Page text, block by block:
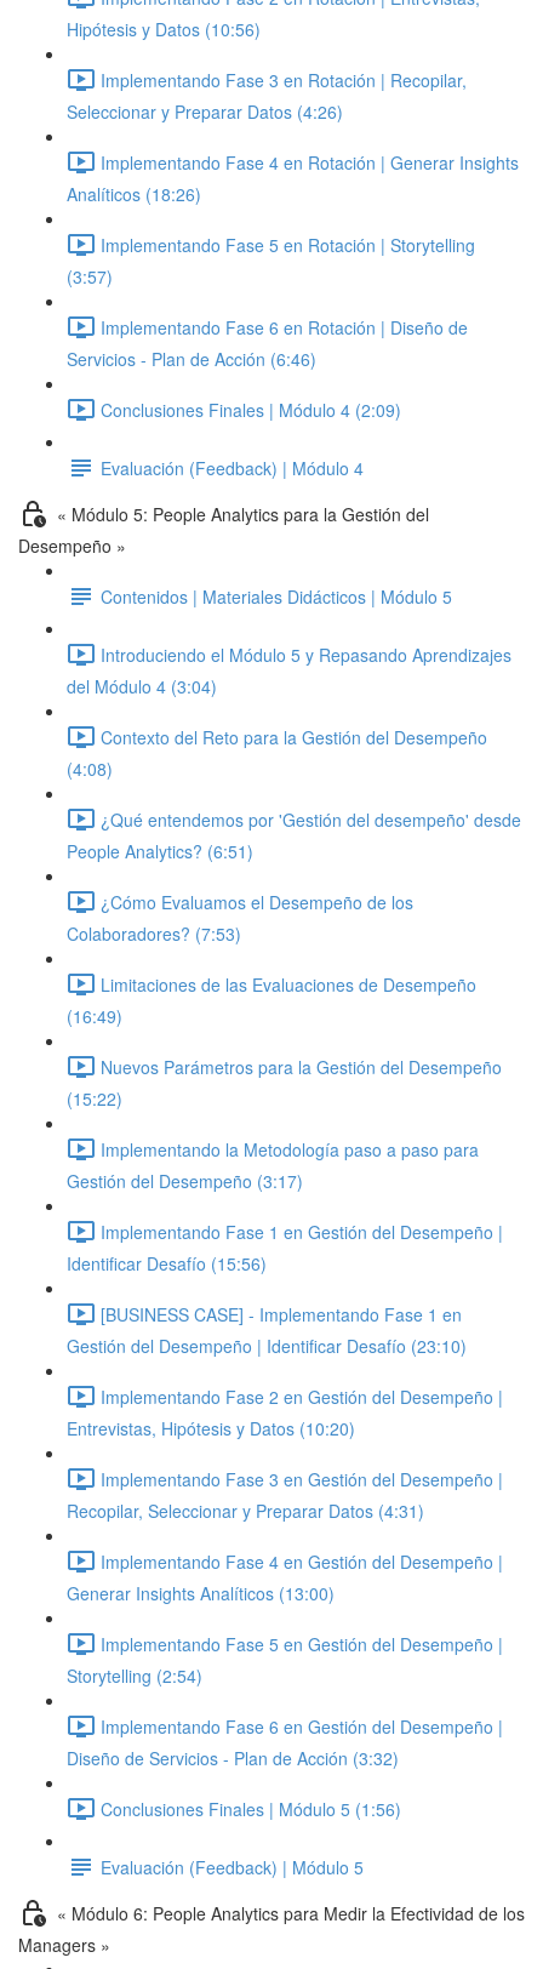
Hipótesis y Datos (10:56)
Implementando Fase 3 en Rotación | Recopilar,
Seleccionar y Preparar Datos (4:26)
Implementando Fase 4 en Rotación | Generar Insights
Analíticos (18:26)
Implementando Fase 5 en Rotación | Storytelling
(3:57)
Implementando Fase 6 en Rotación | Diseño de
Servicios - Plan de Acción (6:46)
Conclusiones Finales | Módulo 4 (2:09)
Evaluación (Feedback) | Módulo 4
« Módulo 5: People Analytics para la Gestión del
Desempeño »
Contenidos | Materiales Didácticos | Módulo 5
Introduciendo el Módulo 5 y Repasando Aprendizajes
del Módulo 4 (3:04)
Contexto del Reto para la Gestión del Desempeño
(4:08)
¿Qué entendemos por 'Gestión del desempeño' desde
People Analytics? (6:51)
¿Cómo Evaluamos el Desempeño de los
Colaboradores? (7:53)
Limitaciones de las Evaluaciones de Desempeño
(16:49)
Nuevos Parámetros para la Gestión del Desempeño
(15:22)
Implementando la Metodología paso a paso para
Gestión del Desempeño (3:17)
Implementando Fase 1 en Gestión del Desempeño |
Identificar Desafío (15:56)
[BUSINESS CASE] - Implementando Fase 1 en
Gestión del Desempeño | Identificar Desafío (23:10)
Implementando Fase 2 en Gestión del Desempeño |
Entrevistas, Hipótesis y Datos (10:20)
Implementando Fase 3 en Gestión del Desempeño |
Recopilar, Seleccionar y Preparar Datos (4:31)
Implementando Fase 4 en Gestión del Desempeño |
Generar Insights Analíticos (13:00)
Implementando Fase 5 en Gestión del Desempeño |
Storytelling (2:54)
Implementando Fase 6 en Gestión del Desempeño |
Diseño de Servicios - Plan de Acción (3:32)
Conclusiones Finales | Módulo 5 (1:56)
Evaluación (Feedback) | Módulo 5
« Módulo 6: People Analytics para Medir la Efectividad de los
Managers »